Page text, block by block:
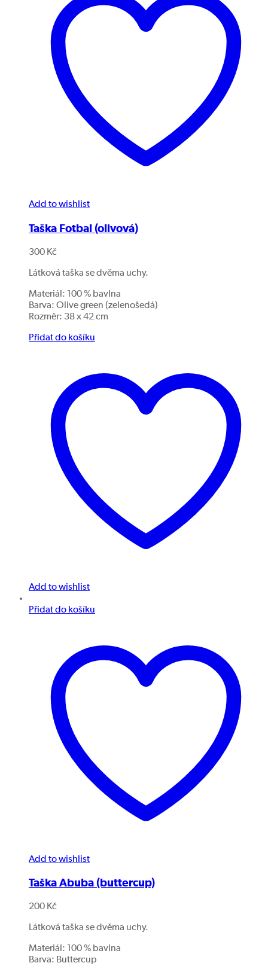
Add to wishlist
Taška Fotbal (olivová)
300 Kč
Látková taška se dvěma uchy.
Materiál: 100 % bavlna
Barva: Olive green (zelenošedá)
Rozměr: 38 x 42 cm
Přidat do košíku
Add to wishlist
Přidat do košíku
Add to wishlist
Taška Abuba (buttercup)
200 Kč
Látková taška se dvěma uchy.
Materiál: 100 % bavlna
Barva: Buttercup